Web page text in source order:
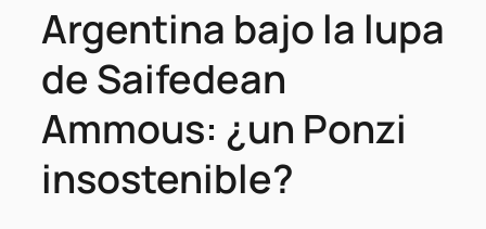
Argentina bajo la lupa
de Saifedean
Ammous: ¿un Ponzi
insostenible?